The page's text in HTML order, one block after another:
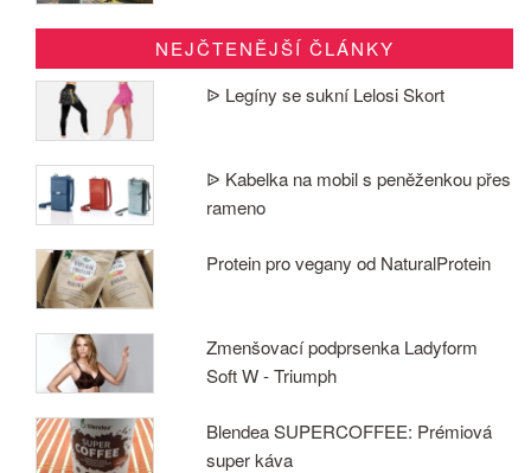
NEJČTENĚJŠÍ ČLÁNKY
ᐉ Legíny se sukní Lelosi Skort
ᐉ Kabelka na mobil s peněženkou přes
rameno
Protein pro vegany od NaturalProtein
Zmenšovací podprsenka Ladyform
Soft W - Triumph
Blendea SUPERCOFFEE: Prémiová
super káva